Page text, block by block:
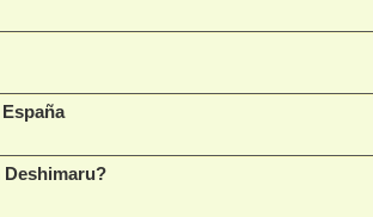
Deshimaru?